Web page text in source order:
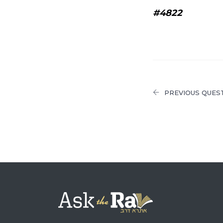
#4822
PREVIOUS